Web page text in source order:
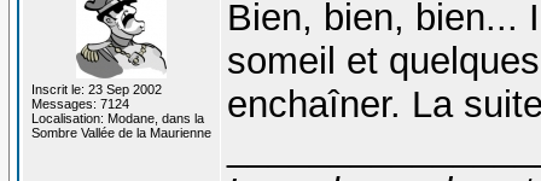
Inscrit le: 23 Sep 2002
Messages: 7124
Localisation: Modane, dans la
Sombre Vallée de la Maurienne
Bien, bien, bien...
someil et
enchaîner. La